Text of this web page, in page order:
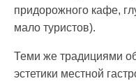
придорожного кафе,
мало туристов).
Теми же традициями
эстетики местной